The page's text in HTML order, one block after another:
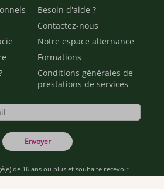
Besoin d'aide ?
Contactez-nous
Notre espace alternance
Formations
Conditions générales de
prestations de services
Envoyer
de 16 ans ou plus et souhaite recevoir